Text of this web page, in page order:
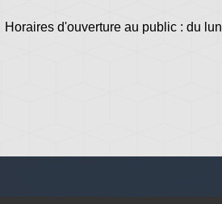
Horaires d'ouverture au public : du